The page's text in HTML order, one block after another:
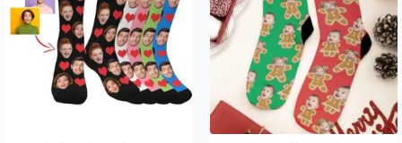
44,90 €